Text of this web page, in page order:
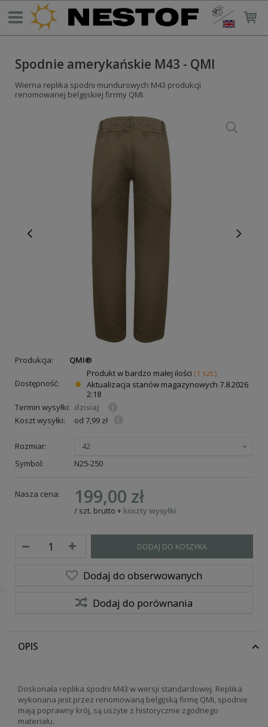
Spodnie amerykańskie M43 - QMI
Wierna replika spodni mundurowych M43 produkcji
renomowanej belgijskiej firrmy QMI.
Produkcja: QMI®
Dostępność:
Produkt w bardzo małej ilości (1 szt.)
Aktualizacja stanów magazynowych 7.8.2026
2:18
Termin wysyłki: dzisiaj
Koszt wysyłki:
od 7,99 zł
Rozmiar: 42
Symbol: N25-250
Nasza cena: 199,00 zł
/ szt. brutto + koszty wysyłki
DODAJ DO KOSZYKA
Dodaj do obserwowanych
Dodaj do porównania
OPIS
Doskonała replika spodni M43 w wersji standardowej. Replika
wykonana jest przez renomowaną belgijską firmę QMI, spodnie
mają poprawny krój, są uszyte z historycznie zgodnego
materiału.